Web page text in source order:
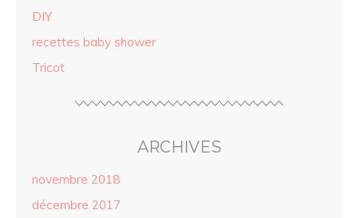
DIY
recettes baby shower
Tricot
ARCHIVES
novembre 2018
décembre 2017